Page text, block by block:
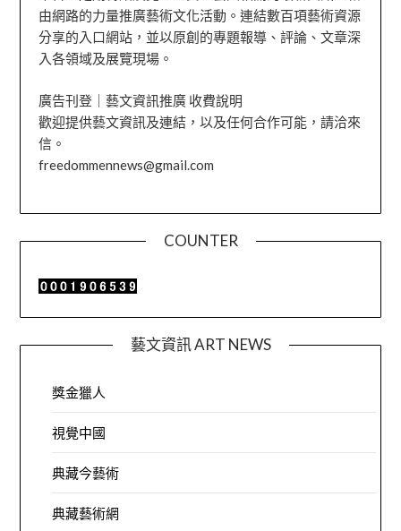
由網路的力量推廣藝術文化活動。連結數百項藝術資源
分享的入口網站，並以原創的專題報導、評論、文章深
入各領域及展覽現場。
廣告刊登｜藝文資訊推廣 收費說明
歡迎提供藝文資訊及連結，以及任何合作可能，請洽來
信。
freedommennews@gmail.com
COUNTER
藝文資訊 ART NEWS
獎金獵人
視覺中國
典藏今藝術
典藏藝術網